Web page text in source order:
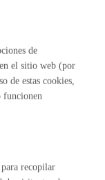
en el ámbito
sus datos
de
el sitio web (por
de estas cookies,
funcionen
recopilar